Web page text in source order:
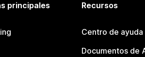
principales Recursos
Centro de
Documentos de